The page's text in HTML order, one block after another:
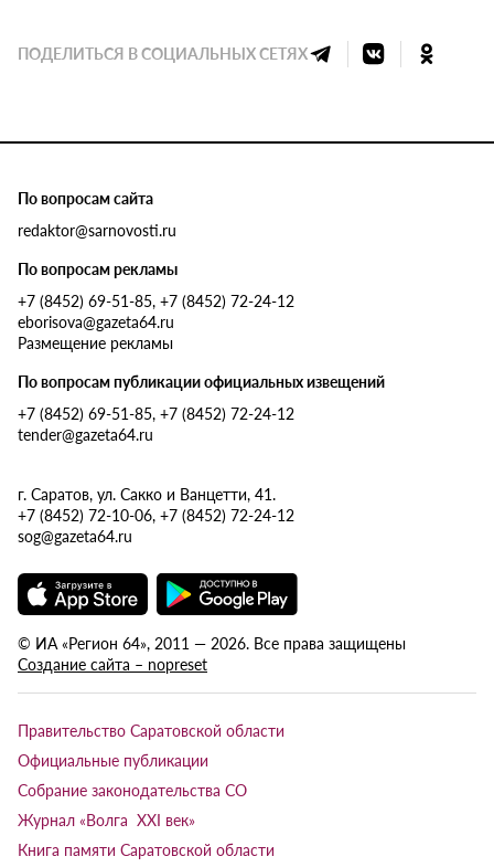
ПОДЕЛИТЬСЯ В СОЦИАЛЬНЫХ СЕТЯХ
По вопросам сайта
redaktor@sarnovosti.ru
По вопросам рекламы
+7 (8452) 69-51-85, +7 (8452) 72-24-12
eborisova@gazeta64.ru
Размещение рекламы
По вопросам публикации официальных извещений
+7 (8452) 69-51-85, +7 (8452) 72-24-12
tender@gazeta64.ru
г. Саратов, ул. Сакко и Ванцетти, 41.
+7 (8452) 72-10-06, +7 (8452) 72-24-12
sog@gazeta64.ru
© ИА «Регион 64», 2011 — 2026. Все права защищены
Создание сайта – nopreset
Правительство Саратовской области
Официальные публикации
Собрание законодательства СО
Журнал «Волга XXI век»
Книга памяти Саратовской области